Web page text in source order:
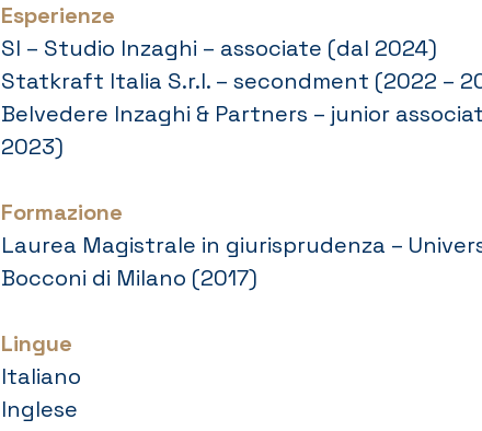
Esperienze
SI – Studio Inzaghi – associate (dal 2024)
Statkraft Italia S.r.l. – secondment (2022 –
Belvedere Inzaghi & Partners – junior
2023)
Formazione
Laurea Magistrale in giurisprudenza –
Bocconi di Milano (2017)
Lingue
Italiano
Inglese